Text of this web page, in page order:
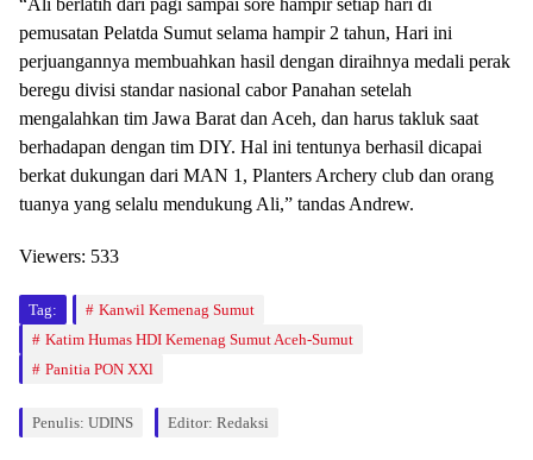
“Ali berlatih dari pagi sampai sore hampir setiap hari di
pemusatan Pelatda Sumut selama hampir 2 tahun, Hari ini
perjuangannya membuahkan hasil dengan diraihnya medali perak
beregu divisi standar nasional cabor Panahan setelah
mengalahkan tim Jawa Barat dan Aceh, dan harus takluk saat
berhadapan dengan tim DIY. Hal ini tentunya berhasil dicapai
berkat dukungan dari MAN 1, Planters Archery club dan orang
tuanya yang selalu mendukung Ali,” tandas Andrew.
Viewers: 533
Tag:
Kanwil Kemenag Sumut
Katim Humas HDI Kemenag Sumut Aceh-Sumut
Panitia PON XXl
Penulis: UDINS Editor: Redaksi